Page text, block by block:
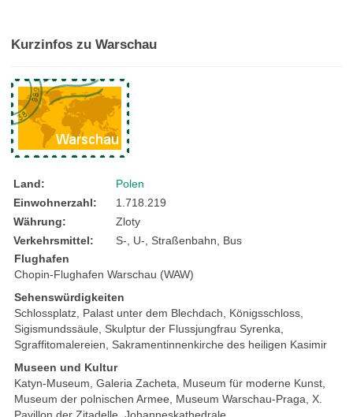
Kurzinfos zu Warschau
Land:
Polen
Einwohnerzahl:
1.718.219
Währung:
Zloty
Verkehrsmittel:
S-, U-, Straßenbahn, Bus
Flughafen
Chopin-Flughafen Warschau (WAW)
Sehenswürdigkeiten
Schlossplatz, Palast unter dem Blechdach, Königsschloss,
Sigismundssäule, Skulptur der Flussjungfrau Syrenka,
Sgraffitomalereien, Sakramentinnenkirche des heiligen Kasimir
Museen und Kultur
Katyn-Museum, Galeria Zacheta, Museum für moderne Kunst,
Museum der polnischen Armee, Museum Warschau-Praga, X.